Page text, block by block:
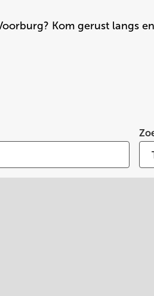
Kom gerust langs